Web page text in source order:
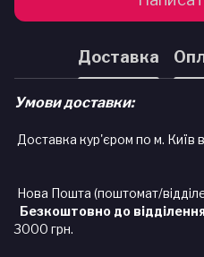
Доставка
Умови доставки:
Доставка кур'єром по м. Київ
Нова Пошта (поштомат/
Безкоштовно до
3000 грн.